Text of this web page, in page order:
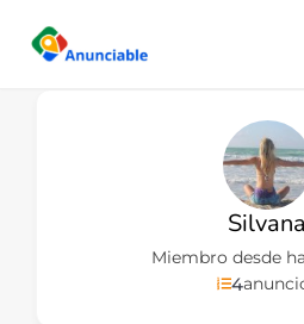
Saltar
Silvana
Miembro desde
4